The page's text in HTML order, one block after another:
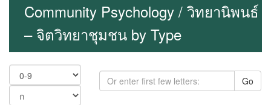
Community Psychology / วิทยานิพนธ์
– จิตวิทยาชุมชน by Type
Go